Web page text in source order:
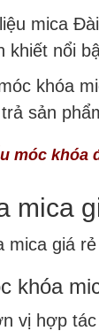
mica
khiết nổi
khóa
sản
móc khóa
mica
mica giá
khóa
vị hợp